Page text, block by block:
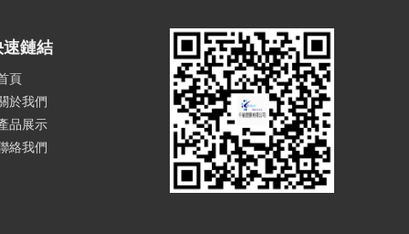
速鏈結
頁
於我們
品展示
絡我們